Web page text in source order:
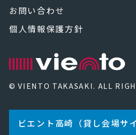
お問い合わせ
個人情報保護方針
© VIENTO TAKASAKI. ALL
ビエント高崎（貸し会場サ